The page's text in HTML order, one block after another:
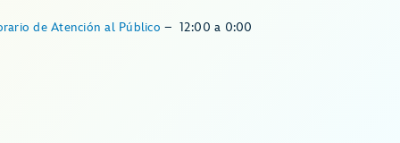
de Atención al Público– 12:00 a 0:00